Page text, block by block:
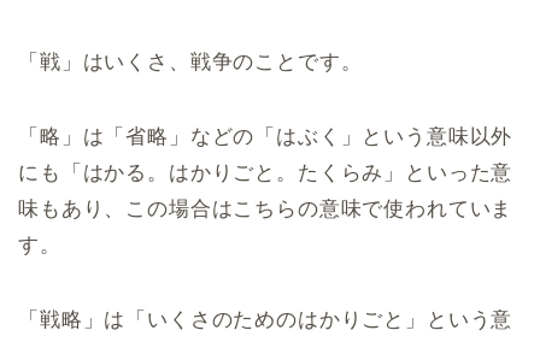
「戦」はいくさ、戦争のことです。
「略」は「省略」などの「はぶく」という意味以外
にも「はかる。はかりごと。たくらみ」といった意
味もあり、この場合はこちらの意味で使われていま
す。
「戦略」は「いくさのためのはかりごと」という意